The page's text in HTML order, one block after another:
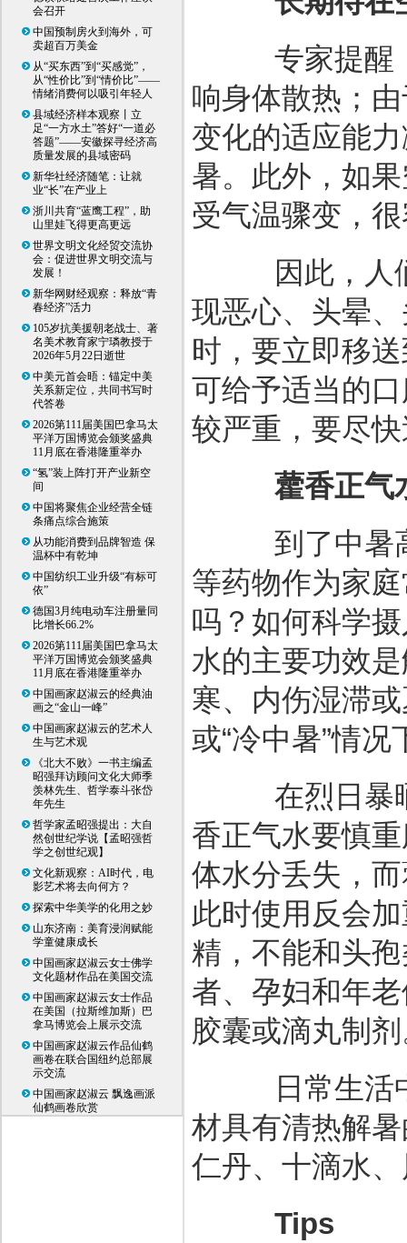
会召开
中国预制房火到海外，可
卖超百万美金
从“买东西”到“买感觉”，
从“性价比”到“情价比”——
情绪消费何以吸引年轻人
县域经济样本观察丨立
足“一方水土”答好“一道必
答题”——安徽探寻经济高
质量发展的县域密码
新华社经济随笔：让就
业“长”在产业上
浙川共育“蓝鹰工程”，助
山里娃飞得更高更远
世界文明文化经贸交流协
会：促进世界文明交流与
发展！
新华网财经观察：释放“青
春经济”活力
105岁抗美援朝老战士、著
名美术教育家宁璘教授于
2026年5月22日逝世
中美元首会晤：锚定中美
关系新定位，共同书写时
代答卷
2026第111届美国巴拿马太
平洋万国博览会颁奖盛典
11月底在香港隆重举办
“氢”装上阵打开产业新空
间
中国将聚焦企业经营全链
条痛点综合施策
从功能消费到品牌智造 保
温杯中有乾坤
中国纺织工业升级“有标可
依”
德国3月纯电动车注册量同
比增长66.2%
2026第111届美国巴拿马太
平洋万国博览会颁奖盛典
11月底在香港隆重举办
中国画家赵淑云的经典油
画之“金山一峰”
中国画家赵淑云的艺术人
生与艺术观
《北大不败》一书主编孟
昭强拜访顾问文化大师季
羡林先生、哲学泰斗张岱
年先生
哲学家孟昭强提出：大自
然创世纪学说【孟昭强哲
学之创世纪观】
文化新观察：AI时代，电
影艺术将去向何方？
探索中华美学的化用之妙
山东济南：美育浸润赋能
学童健康成长
中国画家赵淑云女士佛学
文化题材作品在美国交流
中国画家赵淑云女士作品
在美国（拉斯维加斯）巴
拿马博览会上展示交流
中国画家赵淑云作品仙鹤
画卷在联合国纽约总部展
示交流
中国画家赵淑云 飘逸画派
仙鹤画卷欣赏
专家提醒，
响身体散热；
变化的适应能
暑。此外，如
受气温骤变，
因此，人们
现恶心、头晕
时，要立即移
可给予适当的
较严重，要尽
藿香正气
到了中暑高
等药物作为家
吗？如何科学
水的主要功效
寒、内伤湿滞
或“冷中暑”情
在烈日暴晒
香正气水要慎
体水分丢失，
此时使用反会
精，不能和头
者、孕妇和年
胶囊或滴丸制
日常生活中
材具有清热解
仁丹、十滴水
Tips